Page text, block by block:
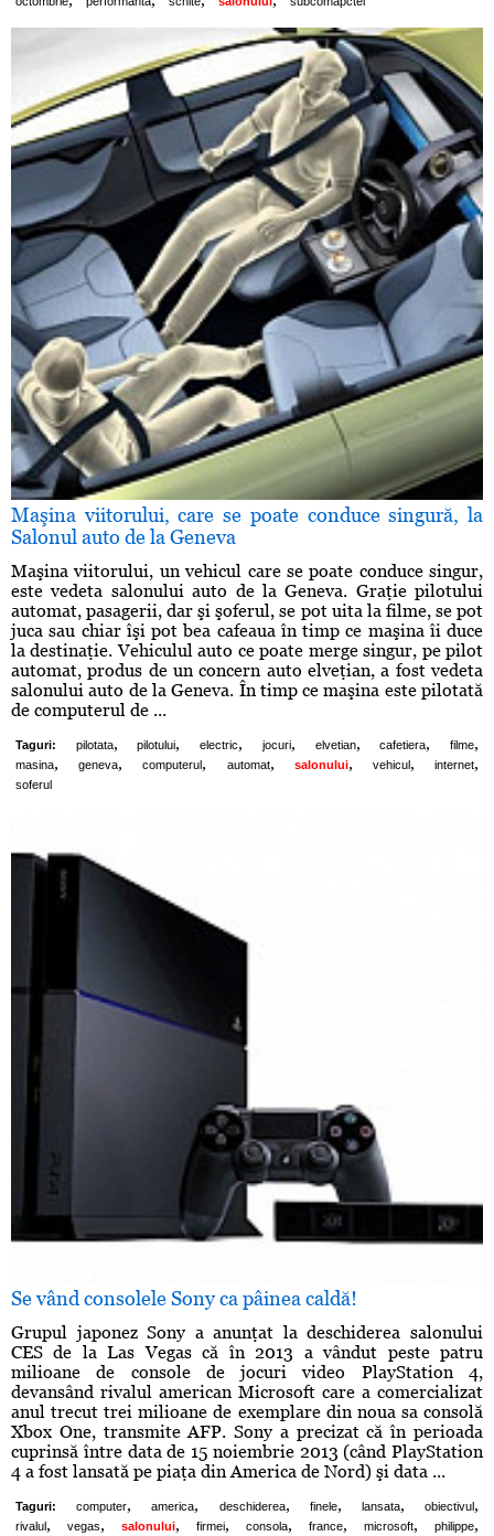
Maşina viitorului, care se poate conduce singură, la
Salonul auto de la Geneva
Maşina viitorului, un vehicul care se poate conduce singur,
este vedeta salonului auto de la Geneva. Graţie pilotului
automat, pasagerii, dar şi şoferul, se pot uita la filme, se pot
juca sau chiar îşi pot bea cafeaua în timp ce maşina îi duce
la destinaţie. Vehiculul auto ce poate merge singur, pe pilot
automat, produs de un concern auto elveţian, a fost vedeta
salonului auto de la Geneva. În timp ce maşina este pilotată
de computerul de ...
Taguri: pilotata, pilotului, electric, jocuri, elvetian, cafetiera, filme,
masina, geneva, computerul , automat, salonului, vehicul, internet,
soferul
Se vând consolele Sony ca pâinea caldă!
Grupul japonez Sony a anunţat la deschiderea salonului
CES de la Las Vegas că în 2013 a vândut peste patru
milioane de console de jocuri video PlayStation 4,
devansând rivalul american Microsoft care a comercializat
anul trecut trei milioane de exemplare din noua sa consolă
Xbox One, transmite AFP. Sony a precizat că în perioada
cuprinsă între data de 15 noiembrie 2013 (când PlayStation
4 a fost lansată pe piaţa din America de Nord) şi data ...
Taguri: computer, america, deschiderea, finele, lansata, obiectivul ,
rivalul , vegas, salonului, firmei, consola, france, microsoft, philippe,